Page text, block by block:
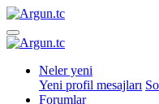
Neler yeni
Yeni profil mesajları
Forumlar